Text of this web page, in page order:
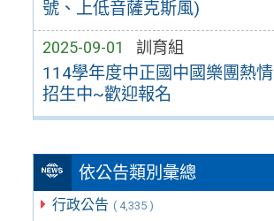
號、上低音薩克斯風)
2025-09-01 訓育組
114學年度中正國中國樂團熱情
招生中~歡迎報名
依公告類別彙總
行政公告 ( 4,335 )